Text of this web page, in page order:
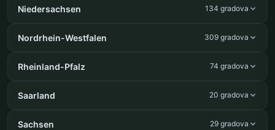
Niedersachsen 134 gradova
Nordrhein-Westfalen 309 gradova
Rheinland-Pfalz 74 gradova
Saarland 20 gradova
Sachsen 29 gradova